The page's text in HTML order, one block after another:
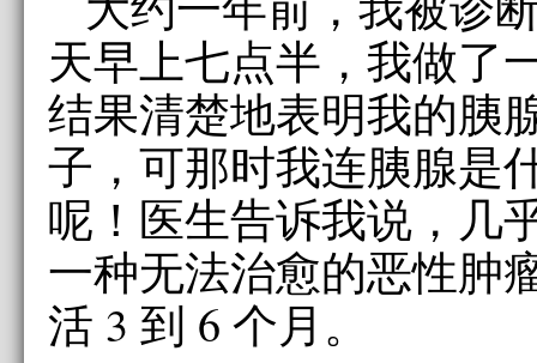
天早上七点半，我做了
结果清楚地表明我的胰
子，可那时我连胰腺是
呢！医生告诉我说，几
一种无法治愈的恶性肿
活 3 到 6 个月。